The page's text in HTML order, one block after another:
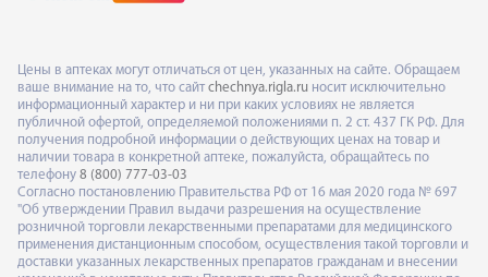
Цены в аптеках могут отличаться от цен, указанных на сайте. Обращаем
ваше внимание на то, что сайт chechnya.rigla.ru носит исключительно
информационный характер и ни при каких условиях не является
публичной офертой, определяемой положениями п. 2 ст. 437 ГК РФ. Для
получения подробной информации о действующих ценах на товар и
наличии товара в конкретной аптеке, пожалуйста, обращайтесь по
телефону 8 (800) 777-03-03
Согласно постановлению Правительства РФ от 16 мая 2020 года № 697
"Об утверждении Правил выдачи разрешения на осуществление
розничной торговли лекарственными препаратами для медицинского
применения дистанционным способом, осуществления такой торговли и
доставки указанных лекарственных препаратов гражданам и внесении